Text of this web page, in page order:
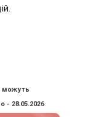
можуть
- 28.05.2026